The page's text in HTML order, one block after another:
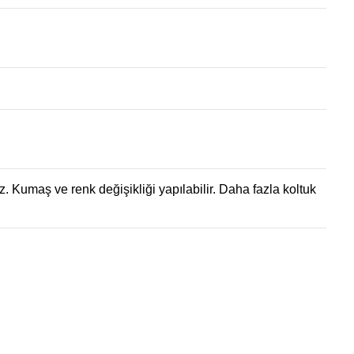
Kumaş ve renk değişikliği yapılabilir. Daha fazla koltuk